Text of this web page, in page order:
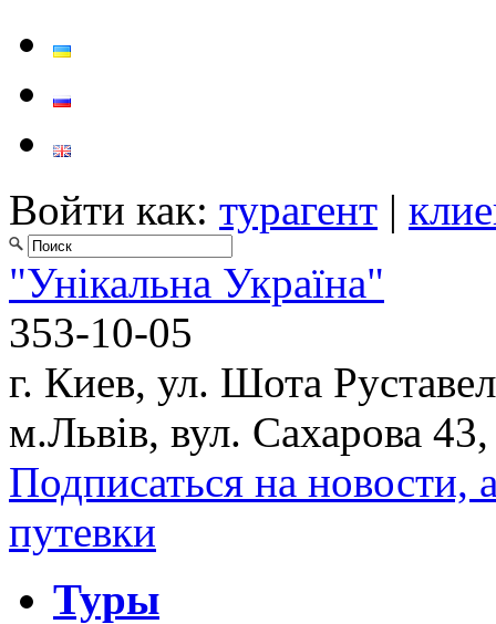
Войти как: турагент |
"Унікальна Україна"
353-10-05
г. Киев, ул. Шота
м.Львів, вул. Сахарова
Подписаться на новости,
путевки
Туры